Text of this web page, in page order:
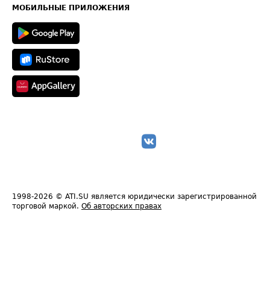
Техническая информация
МОБИЛЬНЫЕ ПРИЛОЖЕНИЯ
1998-2026 © ATI.SU является юридически зарегистрированной
торговой маркой. Об авторских правах